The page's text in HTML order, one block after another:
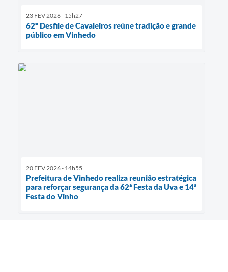
23 FEV 2026 - 15h27
62º Desfile de Cavaleiros reúne tradição e grande
público em Vinhedo
20 FEV 2026 - 14h55
Prefeitura de Vinhedo realiza reunião estratégica
para reforçar segurança da 62ª Festa da Uva e 14ª
Festa do Vinho